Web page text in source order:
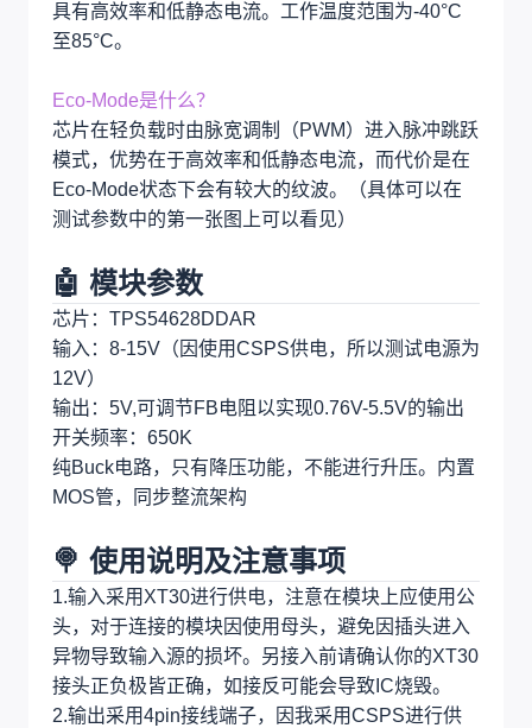
具有高效率和低静态电流。工作温度范围为-40°C
至85°C。
Eco-Mode是什么？
芯片在轻负载时由脉宽调制（PWM）进入脉冲跳跃
模式，优势在于高效率和低静态电流，而代价是在
Eco-Mode状态下会有较大的纹波。（具体可以在
测试参数中的第一张图上可以看见）
🤖 模块参数
芯片：TPS54628DDAR
输入：8-15V（因使用CSPS供电，所以测试电源为
12V）
输出：5V,可调节FB电阻以实现0.76V-5.5V的输出
开关频率：650K
纯Buck电路，只有降压功能，不能进行升压。内置
MOS管，同步整流架构
🍭 使用说明及注意事项
1.输入采用XT30进行供电，注意在模块上应使用公
头，对于连接的模块因使用母头，避免因插头进入
异物导致输入源的损坏。另接入前请确认你的XT30
接头正负极皆正确，如接反可能会导致IC烧毁。
2.输出采用4pin接线端子，因我采用CSPS进行供